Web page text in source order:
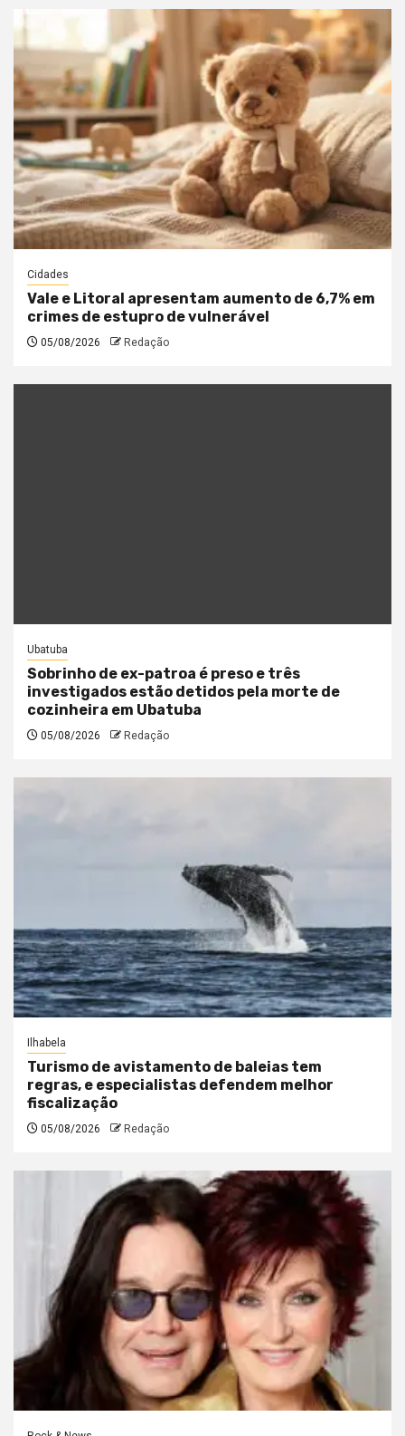
Cidades
Vale e Litoral apresentam aumento de 6,7% em
crimes de estupro de vulnerável
05/08/2026 Redação
Ubatuba
Sobrinho de ex-patroa é preso e três
investigados estão detidos pela morte de
cozinheira em Ubatuba
05/08/2026 Redação
Ilhabela
Turismo de avistamento de baleias tem
regras, e especialistas defendem melhor
fiscalização
05/08/2026 Redação